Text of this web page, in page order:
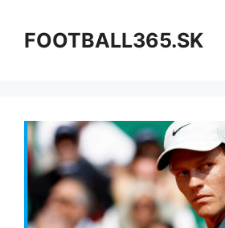
obsahFOOTBALL365.SK